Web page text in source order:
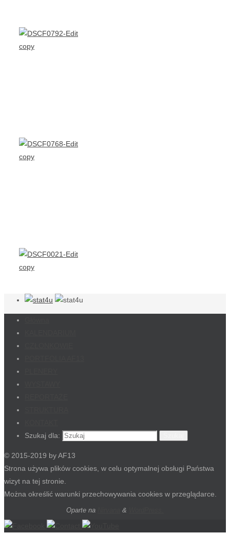
Szukaj dla:
© 2015-2019 by AF13
Strona używa plików cookies, w celu optymalnej obsługi Państwa
wizyt na tej stronie.
Można określić warunki przechowywania cookies w przeglądarce.
Oparte na &